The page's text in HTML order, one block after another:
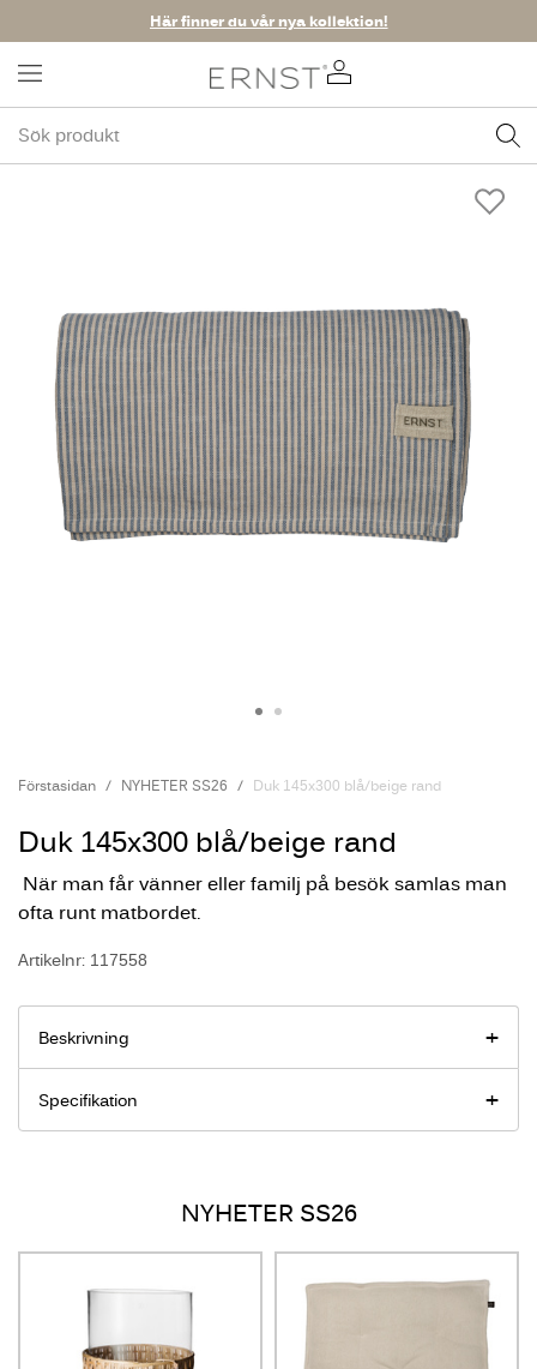
Här finner du vår nya kollektion!
Förstasidan NYHETER SS26 Duk 145x300 blå/beige rand
Duk 145x300 blå/beige rand
När man får vänner eller familj på besök samlas man
ofta runt matbordet.
Artikelnr: 117558
Beskrivning
Specifikation
NYHETER SS26